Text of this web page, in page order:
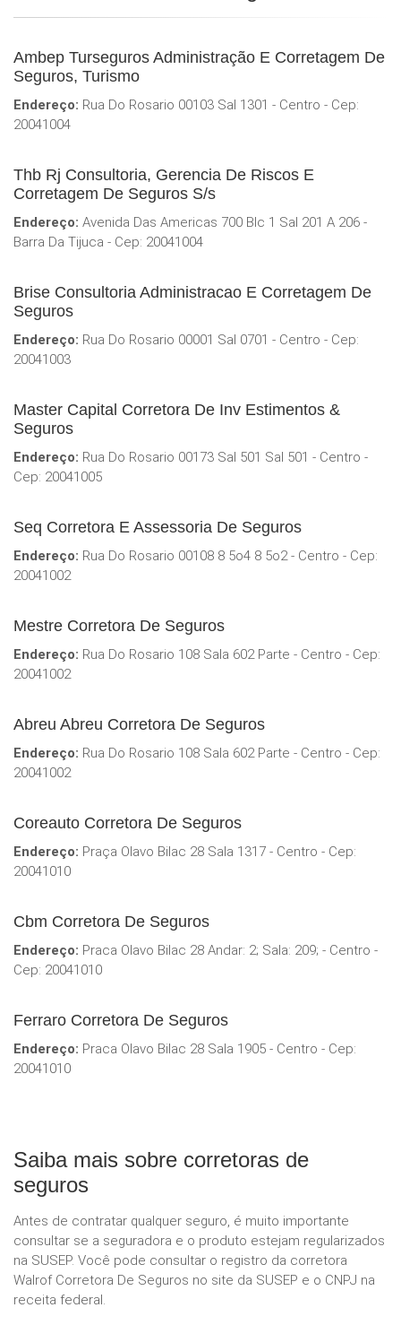
Ambep Turseguros Administração E Corretagem De
Seguros, Turismo
Endereço: Rua Do Rosario 00103 Sal 1301 - Centro - Cep:
20041004
Thb Rj Consultoria, Gerencia De Riscos E
Corretagem De Seguros S/s
Endereço: Avenida Das Americas 700 Blc 1 Sal 201 A 206 -
Barra Da Tijuca - Cep: 20041004
Brise Consultoria Administracao E Corretagem De
Seguros
Endereço: Rua Do Rosario 00001 Sal 0701 - Centro - Cep:
20041003
Master Capital Corretora De Inv Estimentos &
Seguros
Endereço: Rua Do Rosario 00173 Sal 501 Sal 501 - Centro -
Cep: 20041005
Seq Corretora E Assessoria De Seguros
Endereço: Rua Do Rosario 00108 8 5o4 8 5o2 - Centro - Cep:
20041002
Mestre Corretora De Seguros
Endereço: Rua Do Rosario 108 Sala 602 Parte - Centro - Cep:
20041002
Abreu Abreu Corretora De Seguros
Endereço: Rua Do Rosario 108 Sala 602 Parte - Centro - Cep:
20041002
Coreauto Corretora De Seguros
Endereço: Praça Olavo Bilac 28 Sala 1317 - Centro - Cep:
20041010
Cbm Corretora De Seguros
Endereço: Praca Olavo Bilac 28 Andar: 2; Sala: 209; - Centro -
Cep: 20041010
Ferraro Corretora De Seguros
Endereço: Praca Olavo Bilac 28 Sala 1905 - Centro - Cep:
20041010
Saiba mais sobre corretoras de
seguros
Antes de contratar qualquer seguro, é muito importante
consultar se a seguradora e o produto estejam regularizados
na SUSEP. Você pode consultar o registro da corretora
Walrof Corretora De Seguros no site da SUSEP e o CNPJ na
receita federal.